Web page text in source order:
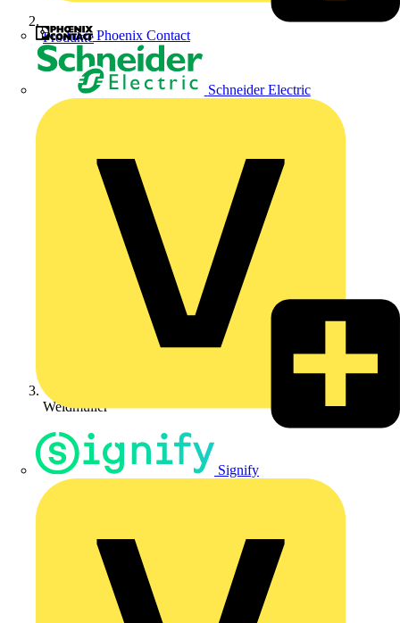
Phoenix Contact
Schneider Electric
Signify
Produkte
Weidmüller